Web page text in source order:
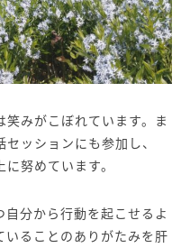
みがこぼれています。ま
ッションにも参加し、
努めています。
分から行動を起こせるよ
いることのありがたみを肝